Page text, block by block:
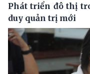
Phát triển đô thị
duy quản trị mới